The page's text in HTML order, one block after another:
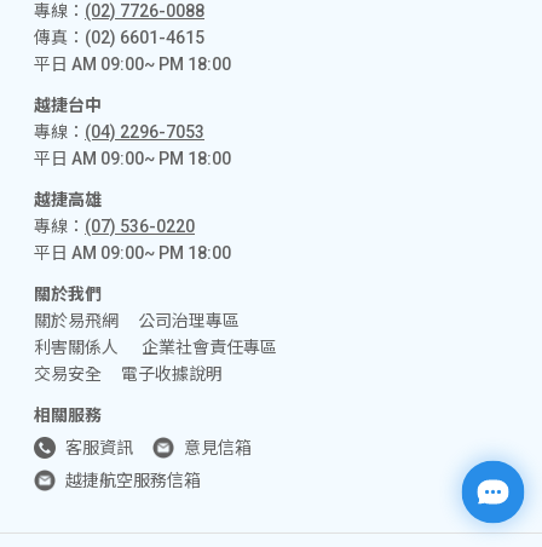
專線： (02) 7726-0088
傳真：(02) 6601-4615
平日 AM 09:00~ PM 18:00
越捷台中
專線： (04) 2296-7053
平日 AM 09:00~ PM 18:00
越捷高雄
專線： (07) 536-0220
平日 AM 09:00~ PM 18:00
關於我們
關於易飛網
公司治理專區
利害關係人
企業社會責任專區
交易安全
電子收據說明
相關服務
客服資訊
意見信箱
越捷航空服務信箱